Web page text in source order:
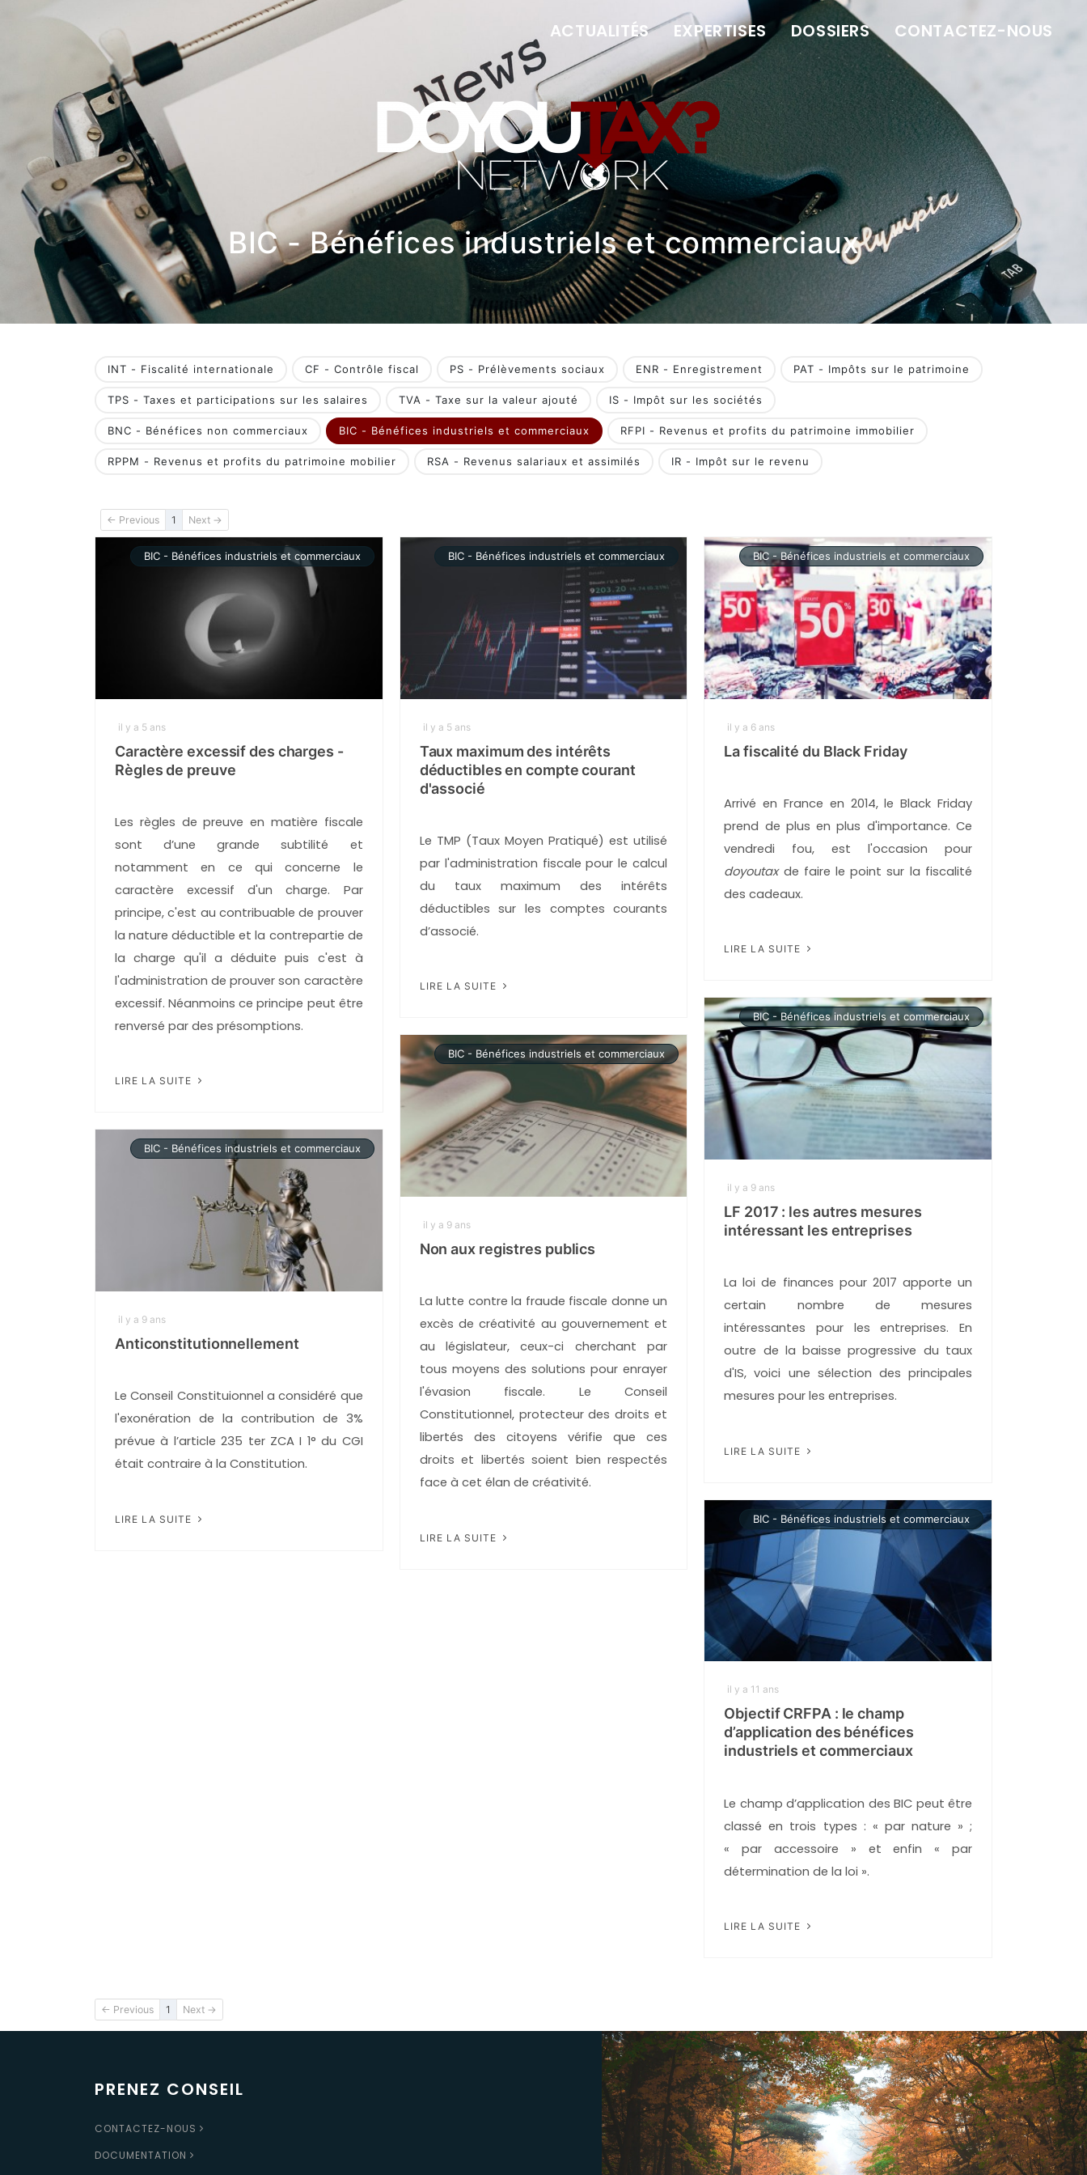
ACTUALITÉS EXPERTISES DOSSIERS CONTACTEZ-NOUS
BIC - Bénéfices industriels et commerciaux
INT - Fiscalité internationale CF - Contrôle fiscal PS - Prélèvements sociaux ENR - Enregistrement PAT - Impôts sur le patrimoine
TPS - Taxes et participations sur les salaires TVA - Taxe sur la valeur ajouté IS - Impôt sur les sociétés
BNC - Bénéfices non commerciaux BIC - Bénéfices industriels et commerciaux RFPI - Revenus et profits du patrimoine immobilier
RPPM - Revenus et profits du patrimoine mobilier RSA - Revenus salariaux et assimilés IR - Impôt sur le revenu
← Previous 1 (current)
Next →
BIC - Bénéfices industriels et commerciaux
il y a 5 ans
Caractère excessif des charges -
Règles de preuve
Les règles de preuve en matière fiscale
sont d’une grande subtilité et
notamment en ce qui concerne le
caractère excessif d'un charge. Par
principe, c'est au contribuable de prouver
la nature déductible et la contrepartie de
la charge qu'il a déduite puis c'est à
l'administration de prouver son caractère
excessif. Néanmoins ce principe peut être
renversé par des présomptions.
LIRE LA SUITE
BIC - Bénéfices industriels et commerciaux
il y a 5 ans
Taux maximum des intérêts
déductibles en compte courant
d'associé
Le TMP (Taux Moyen Pratiqué) est utilisé
par l'administration fiscale pour le calcul
du taux maximum des intérêts
déductibles sur les comptes courants
d’associé.
LIRE LA SUITE
BIC - Bénéfices industriels et commerciaux
il y a 6 ans
La fiscalité du Black Friday
Arrivé en France en 2014, le Black Friday
prend de plus en plus d'importance. Ce
vendredi fou, est l'occasion pour
doyoutax de faire le point sur la fiscalité
des cadeaux.
LIRE LA SUITE
BIC - Bénéfices industriels et commerciaux
il y a 9 ans
LF 2017 : les autres mesures
intéressant les entreprises
La loi de finances pour 2017 apporte un
certain nombre de mesures
intéressantes pour les entreprises. En
outre de la baisse progressive du taux
d'IS, voici une sélection des principales
mesures pour les entreprises.
LIRE LA SUITE
BIC - Bénéfices industriels et commerciaux
il y a 9 ans
Non aux registres publics
La lutte contre la fraude fiscale donne un
excès de créativité au gouvernement et
au législateur, ceux-ci cherchant par
tous moyens des solutions pour enrayer
l'évasion fiscale. Le Conseil
Constitutionnel, protecteur des droits et
libertés des citoyens vérifie que ces
droits et libertés soient bien respectés
face à cet élan de créativité.
LIRE LA SUITE
BIC - Bénéfices industriels et commerciaux
il y a 9 ans
Anticonstitutionnellement
Le Conseil Constituionnel a considéré que
l'exonération de la contribution de 3%
prévue à l’article 235 ter ZCA I 1° du CGI
était contraire à la Constitution.
LIRE LA SUITE BIC - Bénéfices industriels et commerciaux
il y a 11 ans
Objectif CRFPA : le champ
d’application des bénéfices
industriels et commerciaux
Le champ d’application des BIC peut être
classé en trois types : « par nature » ;
« par accessoire » et enfin « par
détermination de la loi ».
LIRE LA SUITE
← Previous 1 (current)
Next →
PRENEZ CONSEIL
CONTACTEZ-NOUS
DOCUMENTATION